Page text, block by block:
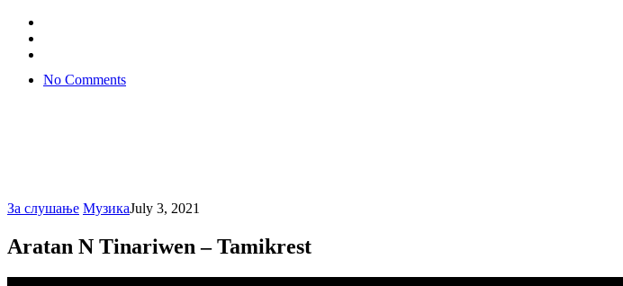
No Comments
За слушање МузикаJuly 3, 2021
Aratan N Tinariwen – Tamikrest